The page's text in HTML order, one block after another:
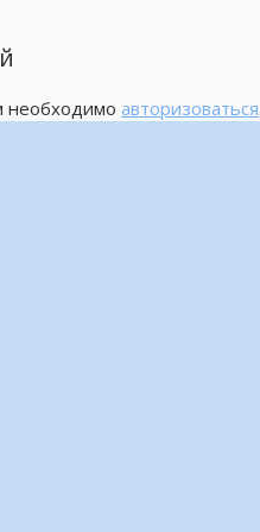
необходимо авторизоваться